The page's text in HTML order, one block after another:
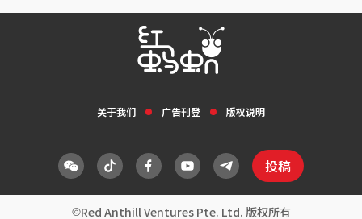
关于我们 广告刊登 版权说明
投稿
Red Anthill Ventures Pte. Ltd. 版权所有